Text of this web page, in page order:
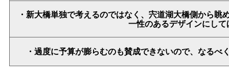
・新大橋単独で考えるのではなく、宍道湖大橋側から
一性のあるデザインにし
・過度に予算が膨らむのも賛成できないので、なる